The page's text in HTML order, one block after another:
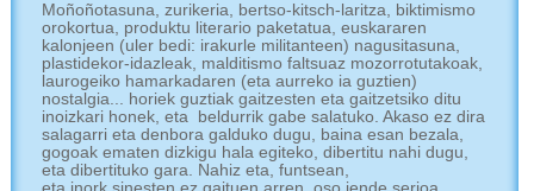
Moñoñotasuna, zurikeria, bertso-kitsch-laritza, biktimismo
orokortua, produktu literario paketatua, euskararen
kalonjeen (uler bedi: irakurle militanteen) nagusitasuna,
plastidekor-idazleak, malditismo faltsuaz mozorrotutakoak,
laurogeiko hamarkadaren (eta aurreko ia guztien)
nostalgia... horiek guztiak gaitzesten eta gaitzetsiko ditu
inoizkari honek, eta beldurrik gabe salatuko. Akaso ez dira
salagarri eta denbora galduko dugu, baina esan bezala,
gogoak ematen dizkigu hala egiteko, dibertitu nahi dugu,
eta dibertituko gara. Nahiz eta, funtsean,